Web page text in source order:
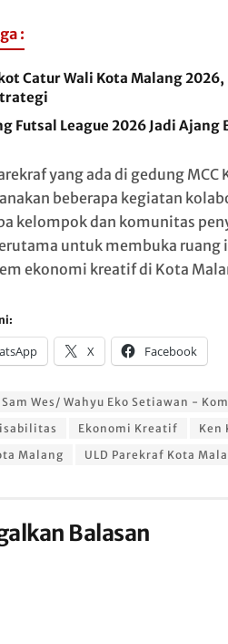
:
Catur Wali Kota Malang
Futsal League 2026 Jadi
yang ada di gedung MCC
beberapa kegiatan
kelompok dan komunitas
untuk membuka
ekonomi kreatif di Kota
X Facebook
Sam Wes/ Wahyu Eko Setiawan -
Ekonomi Kreatif Ken
Malang
ULD Parekraf Kota
Balasan